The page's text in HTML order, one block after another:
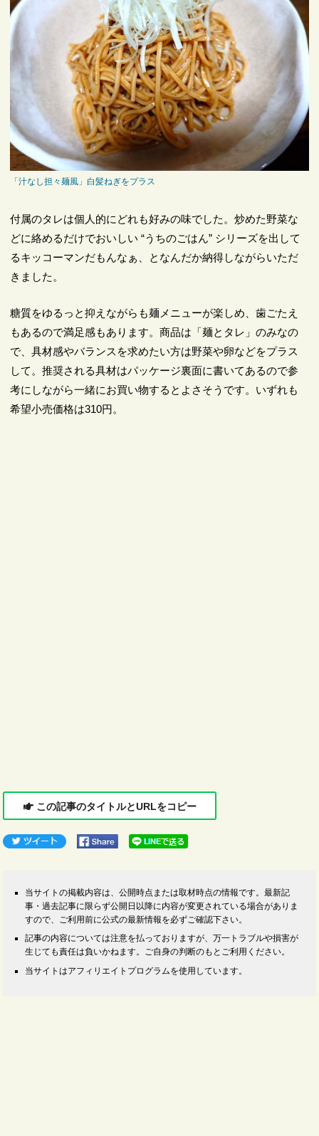
「汁なし担々麺風」白髪ねぎをプラス
付属のタレは個人的にどれも好みの味でした。炒めた野菜な
どに絡めるだけでおいしい “うちのごはん” シリーズを出して
るキッコーマンだもんなぁ、となんだか納得しながらいただ
きました。
糖質をゆるっと抑えながらも麺メニューが楽しめ、歯ごたえ
もあるので満足感もあります。商品は「麺とタレ」のみなの
で、具材感やバランスを求めたい方は野菜や卵などをプラス
して。推奨される具材はパッケージ裏面に書いてあるので参
考にしながら一緒にお買い物するとよさそうです。いずれも
希望小売価格は310円。
この記事のタイトルとURLをコピー
当サイトの掲載内容は、公開時点または取材時点の情報です。最新記
事・過去記事に限らず公開日以降に内容が変更されている場合がありま
すので、ご利用前に公式の最新情報を必ずご確認下さい。
記事の内容については注意を払っておりますが、万一トラブルや損害が
生じても責任は負いかねます。ご自身の判断のもとご利用ください。
当サイトはアフィリエイトプログラムを使用しています。